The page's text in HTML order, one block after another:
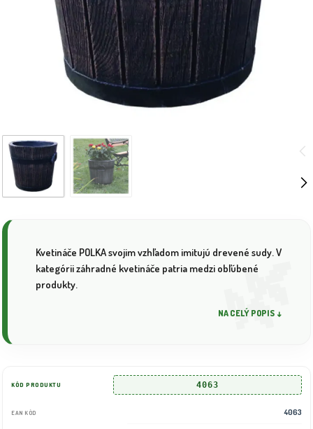
Kvetináče POLKA svojim vzhľadom imitujú drevené sudy. V
kategórii záhradné kvetináče patria medzi obľúbené
produkty.
NA CELÝ POPIS ↓
KÓD PRODUKTU 4063
EAN KÓD 4063